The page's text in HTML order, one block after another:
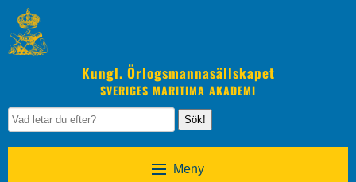
Kungl. Örlogsmannasällskapet
SVERIGES MARITIMA AKADEMI
Sök!
Meny